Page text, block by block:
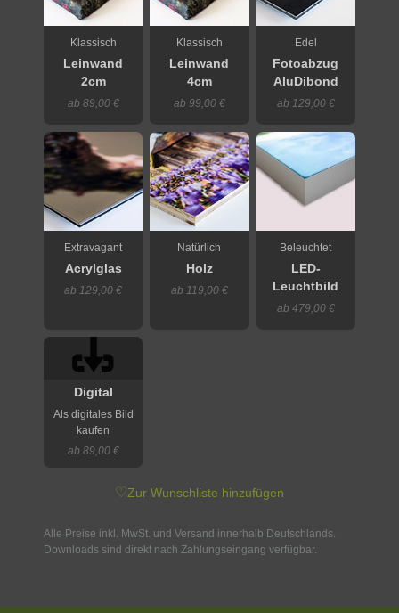
Klassisch
Leinwand
2cm
ab 89,00 €
Klassisch
Leinwand
4cm
ab 99,00 €
Edel
Fotoabzug
AluDibond
ab 129,00 €
Extravagant
Acrylglas
ab 129,00 €
Natürlich
Holz
ab 119,00 €
Beleuchtet
LED-
Leuchtbild
ab 479,00 €
Digital
Als digitales Bild
kaufen
ab 89,00 €
♡Zur Wunschliste hinzufügen
Alle Preise inkl. MwSt. und Versand innerhalb Deutschlands.
Downloads sind direkt nach Zahlungseingang verfügbar.